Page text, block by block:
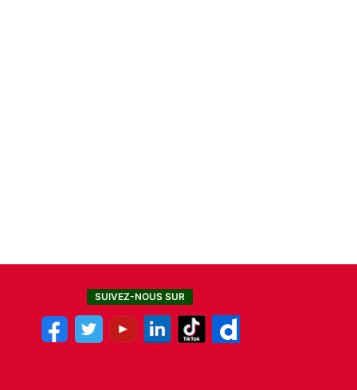
SUIVEZ-NOUS SUR